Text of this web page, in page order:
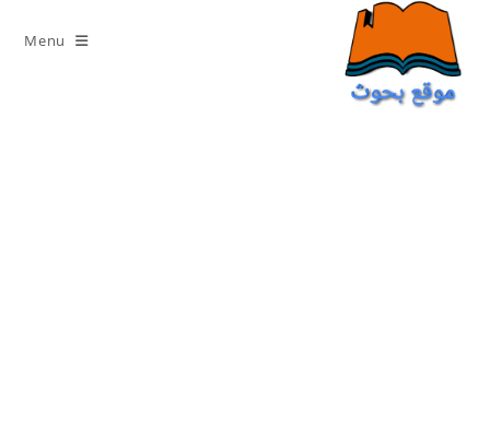
content
Menu